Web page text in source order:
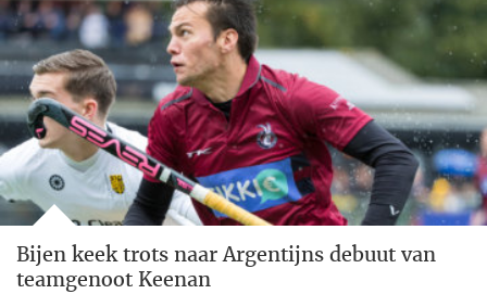
Bijen keek trots naar Argentijns debuut van
teamgenoot Keenan